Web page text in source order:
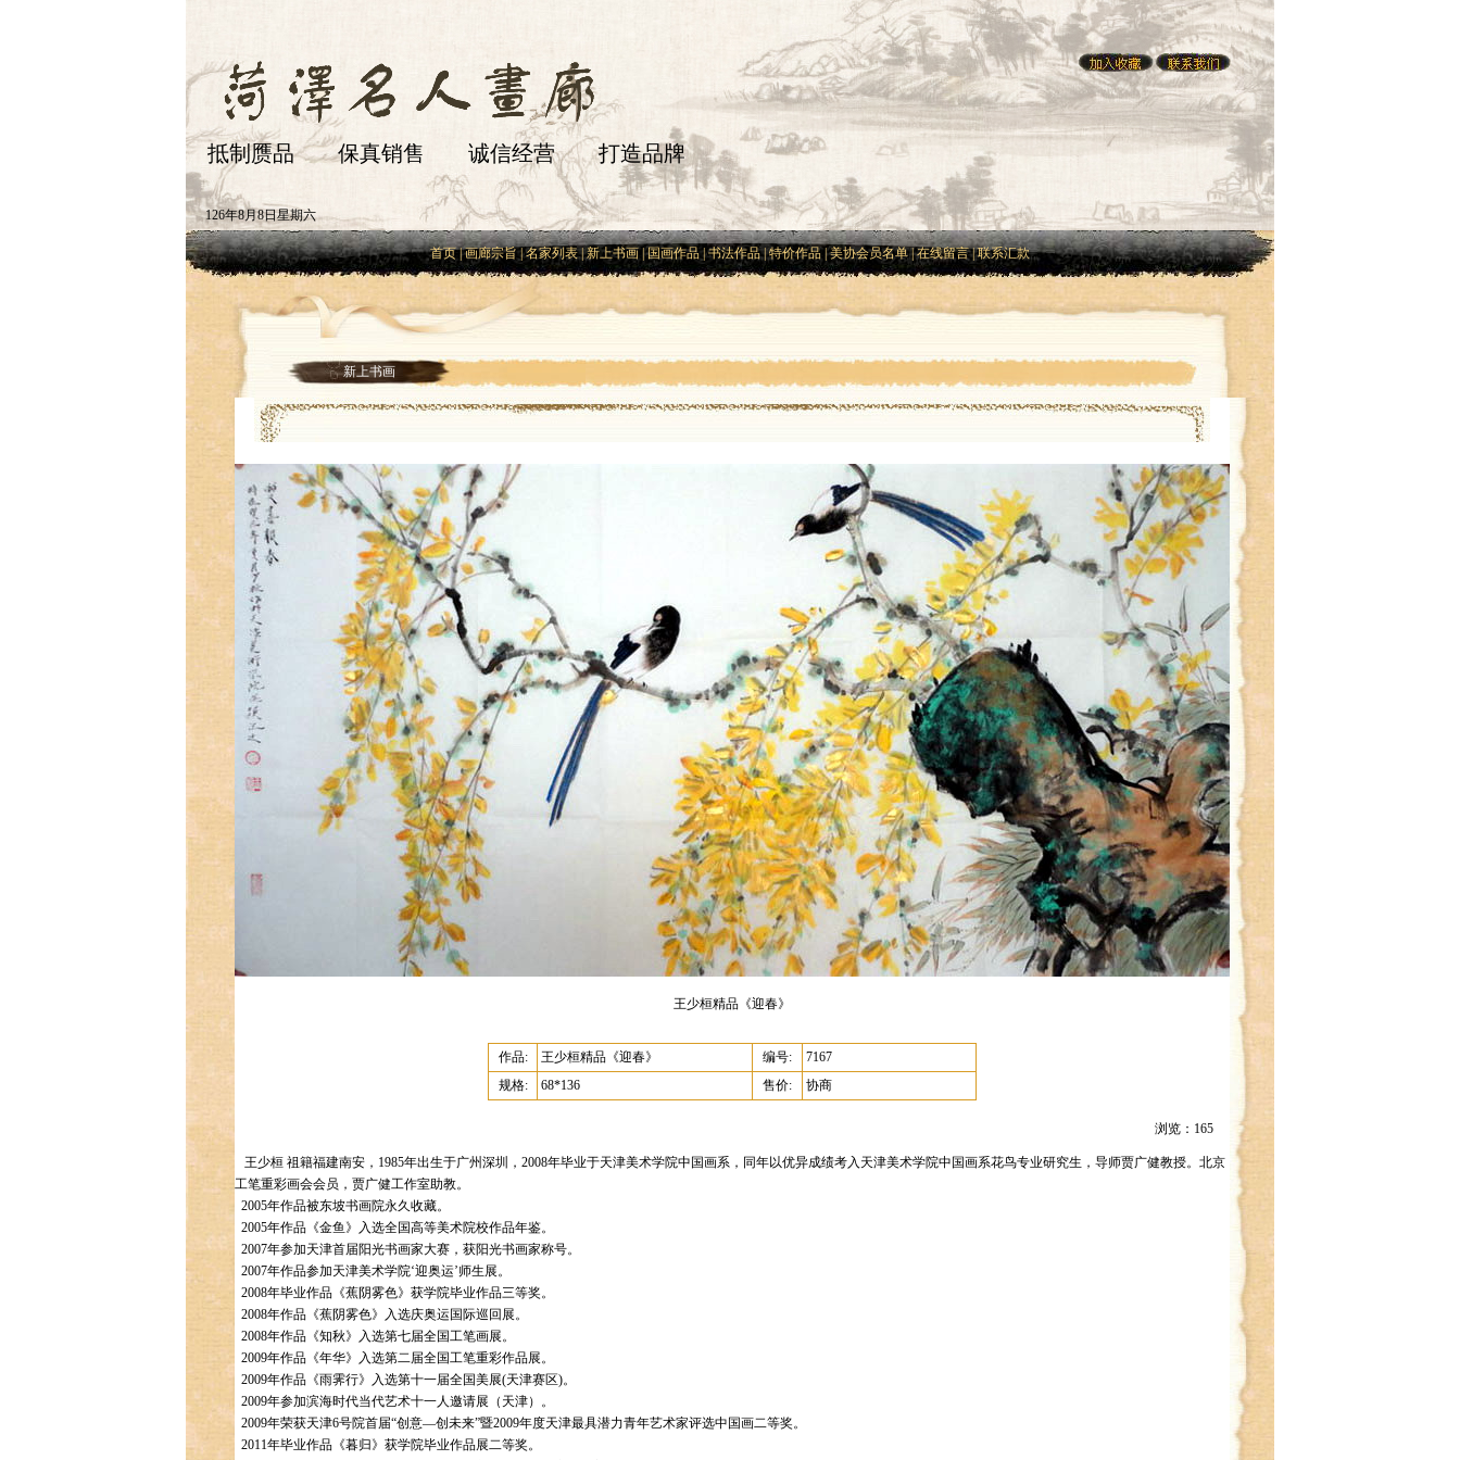
抵制赝品 保真销售 诚信经营 打造品牌
126年8月8日星期六
首页 | 画廊宗旨 名家列表 | 新上书画 国画作品 书法作品 | 特价作品 美协会员名单 | 在线留言 | 联系汇款
新上书画
王少桓精品《迎春》
作品: 王少桓精品《迎春》 编号:
7167
规格:
68*136 售价: 协商
浏览： 165
王少桓 祖籍福建南安，1985年出生于广州深圳，2008年毕业于天津美术学院中国画系，同年以优异成绩考入天津美术学院中国画系花鸟专业研究生，导师贾广健教授。北京
工笔重彩画会会员，贾广健工作室助教。
2005年作品被东坡书画院永久收藏。
2005年作品《金鱼》入选全国高等美术院校作品年鉴。
2007年参加天津首届阳光书画家大赛，获阳光书画家称号。
2007年作品参加天津美术学院‘迎奥运’师生展。
2008年毕业作品《蕉阴雾色》获学院毕业作品三等奖。
2008年作品《蕉阴雾色》入选庆奥运国际巡回展。
2008年作品《知秋》入选第七届全国工笔画展。
2009年作品《年华》入选第二届全国工笔重彩作品展。
2009年作品《雨霁行》入选第十一届全国美展(天津赛区)。
2009年参加滨海时代当代艺术十一人邀请展（天津）。
2009年荣获天津6号院首届“创意—创未来”暨2009年度天津最具潜力青年艺术家评选中国画二等奖。
2011年毕业作品《暮归》获学院毕业作品展二等奖。